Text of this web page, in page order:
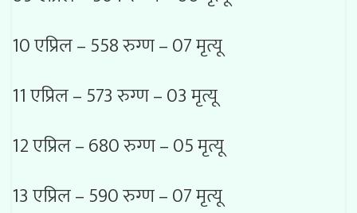
10 एप्रिल – 558 रुग्ण – 07 मृत्यू
11 एप्रिल – 573 रुग्ण – 03 मृत्यू
12 एप्रिल – 680 रुग्ण – 05 मृत्यू
13 एप्रिल – 590 रुग्ण – 07 मृत्यू